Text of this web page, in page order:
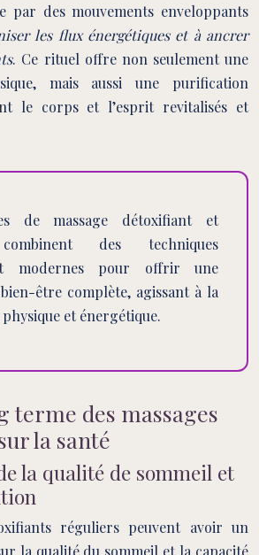
par des mouvements enveloppants
les flux énergétiques et à ancrer
. Ce rituel offre non seulement une
mais aussi une purification
le corps et l’esprit revitalisés et
de massage détoxifiant et
des techniques
modernes pour offrir une
être complète, agissant à la
et énergétique.
terme des massages
la santé
la qualité de sommeil et
réguliers peuvent avoir un
la qualité du sommeil et la capacité